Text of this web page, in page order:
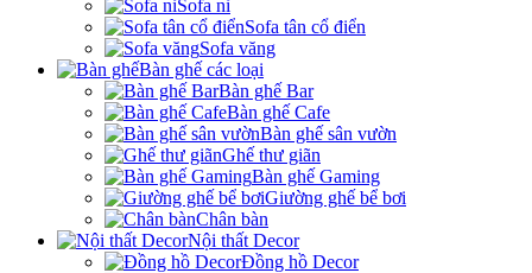
Sofa nỉ
Sofa tân cổ điển
Sofa văng
Bàn ghế các loại
Bàn ghế Bar
Bàn ghế Cafe
Bàn ghế sân vườn
Ghế thư giãn
Bàn ghế Gaming
Giường ghế bể bơi
Chân bàn
Nội thất Decor
Đồng hồ Decor